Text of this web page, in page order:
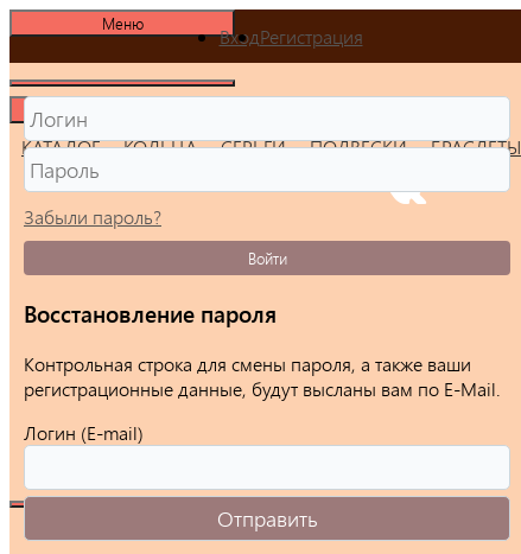
Меню
КАТАЛОГ КОЛЬЦА СЕРЬГИ ПОДВЕСКИ БРАСЛЕТЫ
ВходРегистрация
Забыли пароль?
Войти
Восстановление пароля
Контрольная строка для смены пароля, а также ваши
регистрационные данные, будут высланы вам по E-Mail.
Логин (E-mail)